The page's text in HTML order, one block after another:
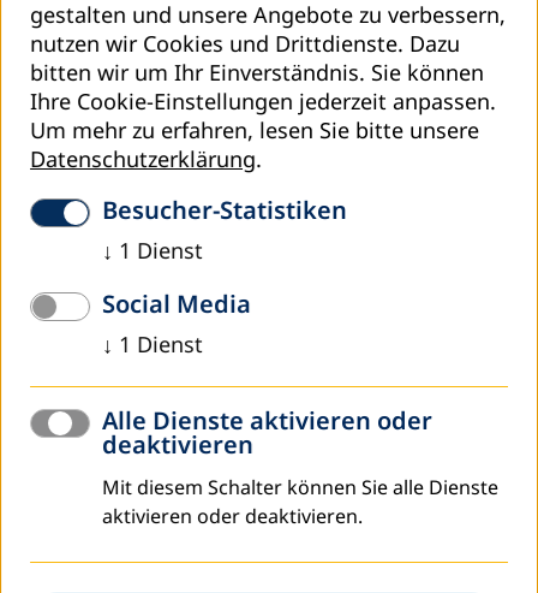
Foren und in den „Aktionsrahmen von Marrakesch“
(CONFINTEA VII) einzubringen und 2024 das Konzept des
lebenslangen Lernens in der Abschlusserklärung des
Gipfeltreffens lateinamerikanischer
Bildungsminister*innen zu verankern.
Arbeitsschwerpunkte
Mit Blick auf die Umsetzung der Agenda 2030 zielen die
gemeinsamen Anstrengungen darauf, ALE deutlicher als
wirksames Mittel zur Armutsbekämpfung, als Katalysator
für nachhaltige Entwicklung und als Garant zur Erreichung
derSustainable Development Goals
positionieren. Darüber hinaus orientiert sich die Arbeit im
Beschlüssen der 7. der siebten UNESCO-Weltkonferenz zur
Erwachsenenbildung (CONFINTEA VII.) mit dem
„Aktionsrahmen von Marrakesch“ (Marrakesh Framework
for Action – MFA).
gestalten und unsere Angebote zu verbessern,
nutzen wir Cookies und Drittdienste. Dazu
bitten wir um Ihr Einverständnis. Sie können
Ihre Cookie-Einstellungen jederzeit anpassen.
Um mehr zu erfahren, lesen Sie bitte unsere
Datenschutzerklärung.
Besucher-Statistiken
↓ 1 Dienst
Social Media
↓ 1 Dienst
Alle Dienste aktivieren oder
deaktivieren
Mit diesem Schalter können Sie alle Dienste
aktivieren oder deaktivieren.